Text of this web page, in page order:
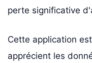
perte significative
Cette application
apprécient les